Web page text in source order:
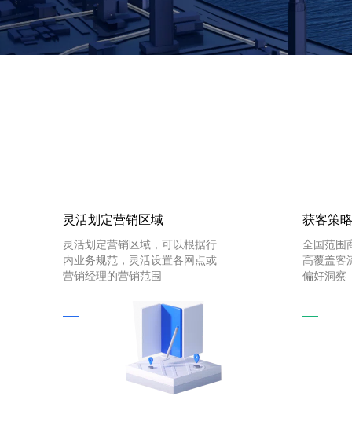
公交
查询公
交通
灵活划定营销区域
灵活划定营销区域，可以根据行
内业务规范，灵活设置各网点或
营销经理的营销范围
获客策
全国范围
高覆盖客
偏好洞察